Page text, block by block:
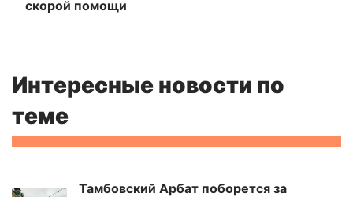
скорой помощи
Интересные новости по
теме
Тамбовский Арбат поборется за